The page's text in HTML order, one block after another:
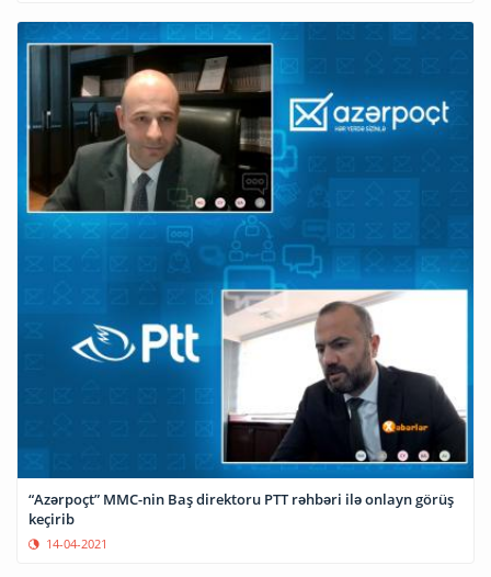
“Azərpoçt” MMC-nin Baş direktoru PTT rəhbəri ilə onlayn görüş
keçirib
14-04-2021